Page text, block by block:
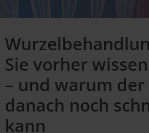
Sie vorher
– und warum der
danach noch
kann